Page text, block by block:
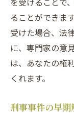
ることができま
受けた場合、法
に、専門家の意
は、あなたの権
くれます。
刑事事件の早